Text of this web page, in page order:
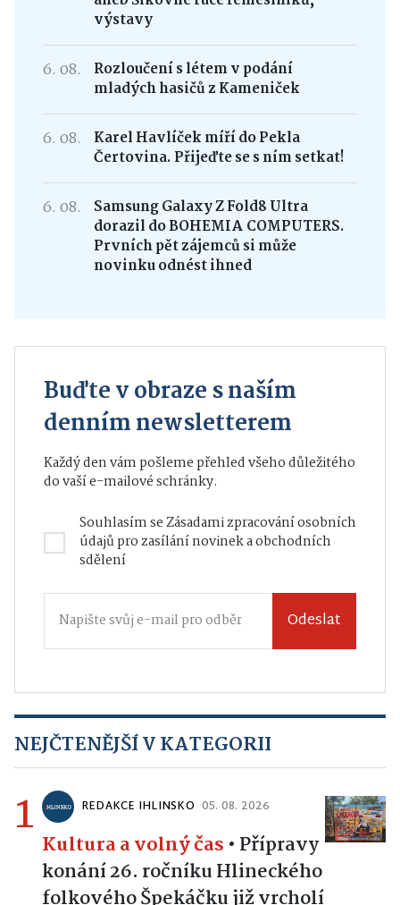
výstavy
6. 08.
Rozloučení s létem v podání
mladých hasičů z Kameniček
6. 08.
Karel Havlíček míří do Pekla
Čertovina. Přijeďte se s ním setkat!
6. 08.
Samsung Galaxy Z Fold8 Ultra
dorazil do BOHEMIA COMPUTERS.
Prvních pět zájemců si může
novinku odnést ihned
Buďte v obraze s naším
denním newsletterem
Každý den vám pošleme přehled všeho důležitého
do vaší e-mailové schránky.
Souhlasím seZásadami zpracování osobních
údajůpro zasílání novinek a obchodních
sdělení
Odeslat
NEJČTENĚJŠÍ V KATEGORII
1 REDAKCE IHLINSKO 05. 08. 2026
Kultura a volný čas • Přípravy
konání 26. ročníku Hlineckého
folkového Špekáčku již vrcholí